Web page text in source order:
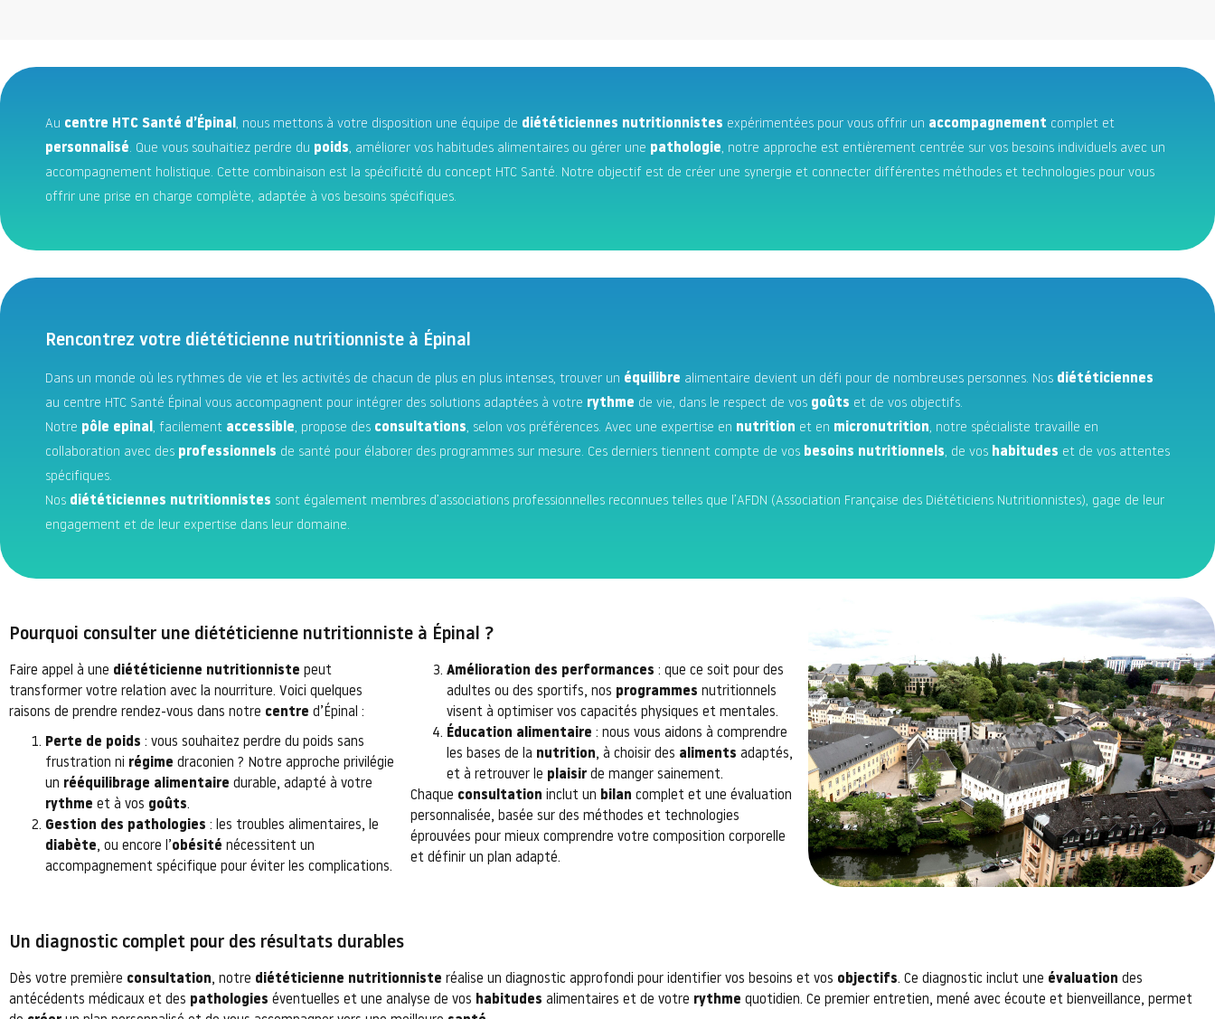
Au centre HTC Santé d’Épinal, nous mettons à votre disposition une équipe de diététiciennes nutritionnistes expérimentées pour vous offrir un accompagnement complet et
personnalisé. Que vous souhaitiez perdre du poids, améliorer vos habitudes alimentaires ou gérer une pathologie, notre approche est entièrement centrée sur vos besoins individuels avec un
accompagnement holistique. Cette combinaison est la spécificité du concept HTC Santé. Notre objectif est de créer une synergie et connecter différentes méthodes et technologies pour vous
offrir une prise en charge complète, adaptée à vos besoins spécifiques.
Rencontrez votre diététicienne nutritionniste à Épinal
Dans un monde où les rythmes de vie et les activités de chacun de plus en plus intenses, trouver un équilibre alimentaire devient un défi pour de nombreuses personnes. Nos diététiciennes
au centre HTC Santé Épinal vous accompagnent pour intégrer des solutions adaptées à votre rythme de vie, dans le respect de vos goûts et de vos objectifs.
Notre pôle epinal, facilement accessible, propose des consultations, selon vos préférences. Avec une expertise en nutrition et en micronutrition, notre spécialiste travaille en
collaboration avec des professionnels de santé pour élaborer des programmes sur mesure. Ces derniers tiennent compte de vos besoins nutritionnels, de vos habitudes et de vos attentes
spécifiques.
Nos diététiciennes nutritionnistes sont également membres d’associations professionnelles reconnues telles que l’AFDN (Association Française des Diététiciens Nutritionnistes), gage de leur
engagement et de leur expertise dans leur domaine.
Pourquoi consulter une diététicienne nutritionniste à Épinal ?
Faire appel à une diététicienne nutritionniste peut
transformer votre relation avec la nourriture. Voici quelques
raisons de prendre rendez-vous dans notre centre d’Épinal :
Perte de poids : vous souhaitez perdre du poids sans
frustration ni régime draconien ? Notre approche privilégie
un rééquilibrage alimentaire durable, adapté à votre
rythme et à vos goûts.
Gestion des pathologies : les troubles alimentaires, le
diabète, ou encore l’ obésité nécessitent un
accompagnement spécifique pour éviter les complications.
Amélioration des performances : que ce soit pour des
adultes ou des sportifs, nos programmes nutritionnels
visent à optimiser vos capacités physiques et mentales.
Éducation alimentaire : nous vous aidons à comprendre
les bases de la nutrition, à choisir des aliments adaptés,
et à retrouver le plaisir de manger sainement.
Chaque consultation inclut un bilan complet et une évaluation
personnalisée, basée sur des méthodes et technologies
éprouvées pour mieux comprendre votre composition corporelle
et définir un plan adapté.
Un diagnostic complet pour des résultats durables
Dès votre première consultation, notre diététicienne nutritionniste réalise un diagnostic approfondi pour identifier vos besoins et vos objectifs. Ce diagnostic inclut une évaluation des
antécédents médicaux et des pathologies éventuelles et une analyse de vos habitudes alimentaires et de votre rythme quotidien. Ce premier entretien, mené avec écoute et bienveillance, permet